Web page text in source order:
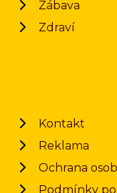
Zábava
Zdraví
Kontakt
Reklama
Ochrana
Podmínky